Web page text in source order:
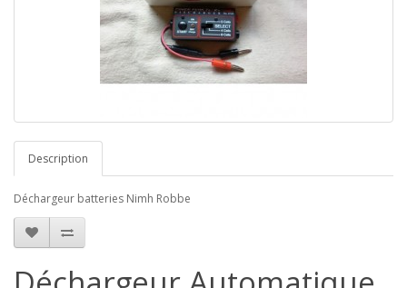
Description
Déchargeur batteries Nimh Robbe